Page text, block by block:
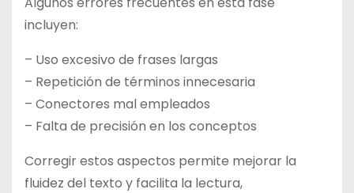
incluyen:
– Uso excesivo de frases largas
– Repetición de términos innecesaria
– Conectores mal empleados
– Falta de precisión en los conceptos
Corregir estos aspectos permite mejorar la
fluidez del texto y facilita la lectura,